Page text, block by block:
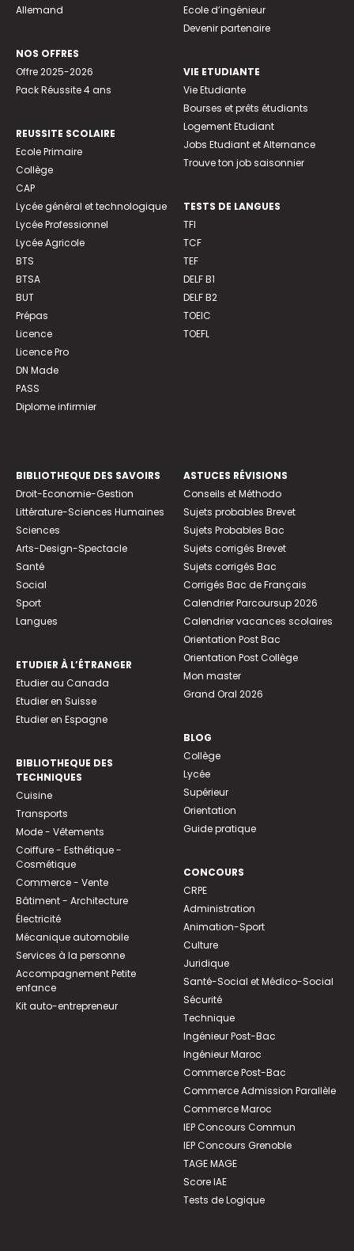
Allemand
NOS OFFRES
Offre 2025-2026
Pack Réussite 4 ans
REUSSITE SCOLAIRE
Ecole Primaire
Collège
CAP
Lycée général et technologique
Lycée Professionnel
Lycée Agricole
BTS
BTSA
BUT
Prépas
Licence
Licence Pro
DN Made
PASS
Diplome infirmier
Ecole d’ingénieur
Devenir partenaire
VIE ETUDIANTE
Vie Etudiante
Bourses et prêts étudiants
Logement Etudiant
Jobs Etudiant et Alternance
Trouve ton job saisonnier
TESTS DE LANGUES
TFI
TCF
TEF
DELF B1
DELF B2
TOEIC
TOEFL
BIBLIOTHEQUE DES SAVOIRS
Droit-Economie-Gestion
Littérature-Sciences Humaines
Sciences
Arts-Design-Spectacle
Santé
Social
Sport
Langues
ETUDIER À L’ÉTRANGER
Etudier au Canada
Etudier en Suisse
Etudier en Espagne
BIBLIOTHEQUE DES
TECHNIQUES
Cuisine
Transports
Mode - Vêtements
Coiffure - Esthétique -
Cosmétique
Commerce - Vente
Bâtiment - Architecture
Électricité
Mécanique automobile
Services à la personne
Accompagnement Petite
enfance
Kit auto-entrepreneur
ASTUCES RÉVISIONS
Conseils et Méthodo
Sujets probables Brevet
Sujets Probables Bac
Sujets corrigés Brevet
Sujets corrigés Bac
Corrigés Bac de Français
Calendrier Parcoursup 2026
Calendrier vacances scolaires
Orientation Post Bac
Orientation Post Collège
Mon master
Grand Oral 2026
BLOG
Collège
Lycée
Supérieur
Orientation
Guide pratique
CONCOURS
CRPE
Administration
Animation-Sport
Culture
Juridique
Santé-Social et Médico-Social
Sécurité
Technique
Ingénieur Post-Bac
Ingénieur Maroc
Commerce Post-Bac
Commerce Admission Parallèle
Commerce Maroc
IEP Concours Commun
IEP Concours Grenoble
TAGE MAGE
Score IAE
Tests de Logique